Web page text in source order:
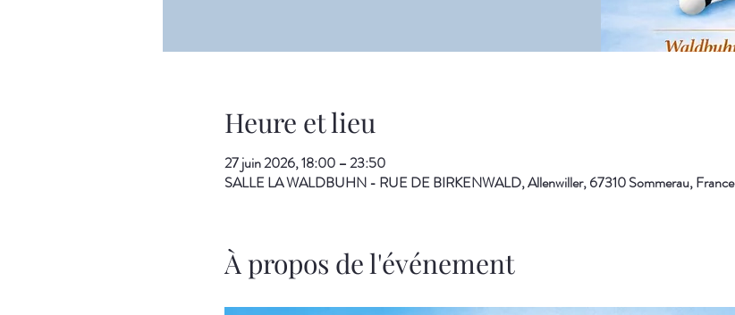
Heure et lieu
27 juin 2026, 18:00 – 23:50
SALLE LA WALDBUHN - RUE DE BIRKENWALD, Allenwiller, 67310 Sommerau, France
À propos de l'événement